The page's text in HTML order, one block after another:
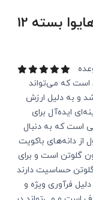
باکویت برشته بدون گلوتن هایوا بسته 12
است که می‌تواند
و به دلیل ارزش
ایده‌آل برای
است که به دنبال
دانه‌های باکویت
گلوتن است و برای
گلوتن حساسیت دارند
فرآوری ویژه و